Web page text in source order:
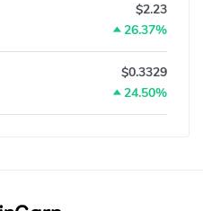
$2.23
26.37%
$0.3329
24.50%